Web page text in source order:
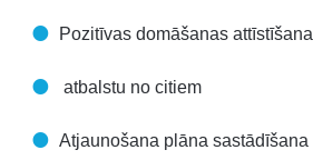
Pozitīvas domāšanas attīstīšana
atbalstu no citiem
Atjaunošana plāna sastādīšana